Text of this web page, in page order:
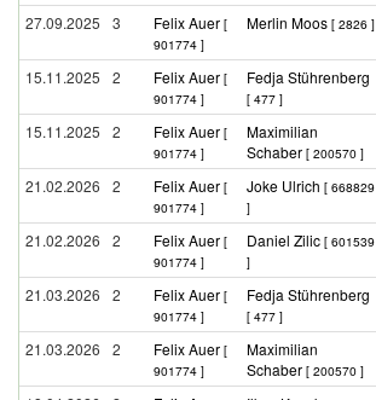
27.09.2025 3 Felix Auer [
901774 ]
Merlin Moos [ 2826 ]
15.11.2025 2 Felix Auer [
901774 ]
Fedja Stührenberg
[ 477 ]
15.11.2025 2 Felix Auer [
901774 ]
Maximilian
Schaber [ 200570 ]
21.02.2026 2 Felix Auer [
901774 ]
Joke Ulrich [ 668829
]
21.02.2026 2 Felix Auer [
901774 ]
Daniel Zilic [ 601539
]
21.03.2026 2 Felix Auer [
901774 ]
Fedja Stührenberg
[ 477 ]
21.03.2026 2 Felix Auer [
901774 ]
Maximilian
Schaber [ 200570 ]